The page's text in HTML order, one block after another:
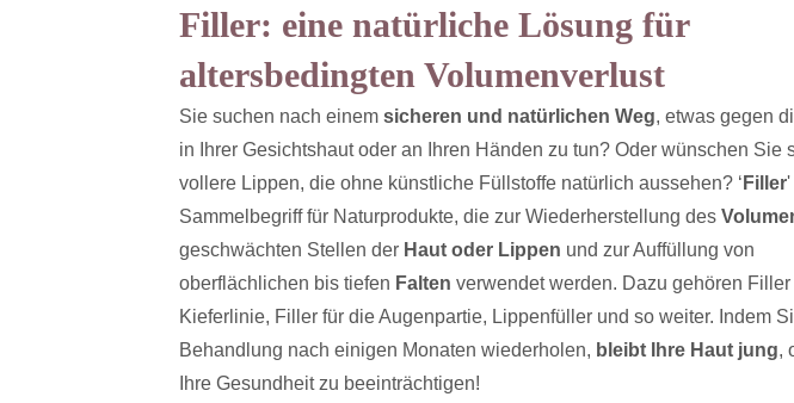
Filler: eine natürliche Lösung für
altersbedingten Volumenverlust
Sie suchen nach einemsicheren und natürlichen Weg, etwas gegen
in Ihrer Gesichtshaut oder an Ihren Händen zu tun? Oder wünschen Sie
vollere Lippen, die ohne künstliche Füllstoffe natürlich aussehen? ‘ Filler'
Sammelbegriff für Naturprodukte, die zur Wiederherstellung des
geschwächten Stellen der Haut oder Lippen und zur Auffüllung von
oberflächlichen bis tiefen Faltenverwendet werden. Dazu gehören Filler
Kieferlinie, Filler für die Augenpartie, Lippenfüller und so weiter. Indem
Behandlung nach einigen Monaten wiederholen, bleibt Ihre Haut jung,
Ihre Gesundheit zu beeinträchtigen!